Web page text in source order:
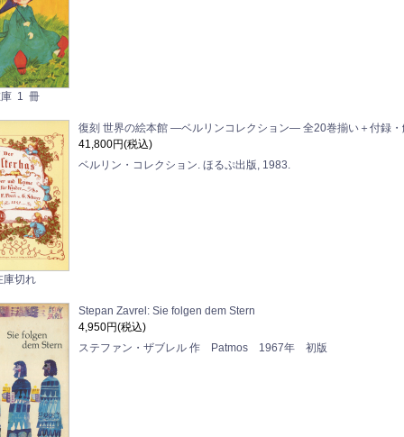
1 冊
庫切れ
復刻 世界の絵本館 ―ベルリンコレクション― 全20巻揃い＋付録・
41,800円(税込)
ベルリン・コレクション. ほるぷ出版, 1983.
Stepan Zavrel: Sie folgen dem Stern
4,950円(税込)
ステファン・ザブレル 作 Patmos 1967年 初版